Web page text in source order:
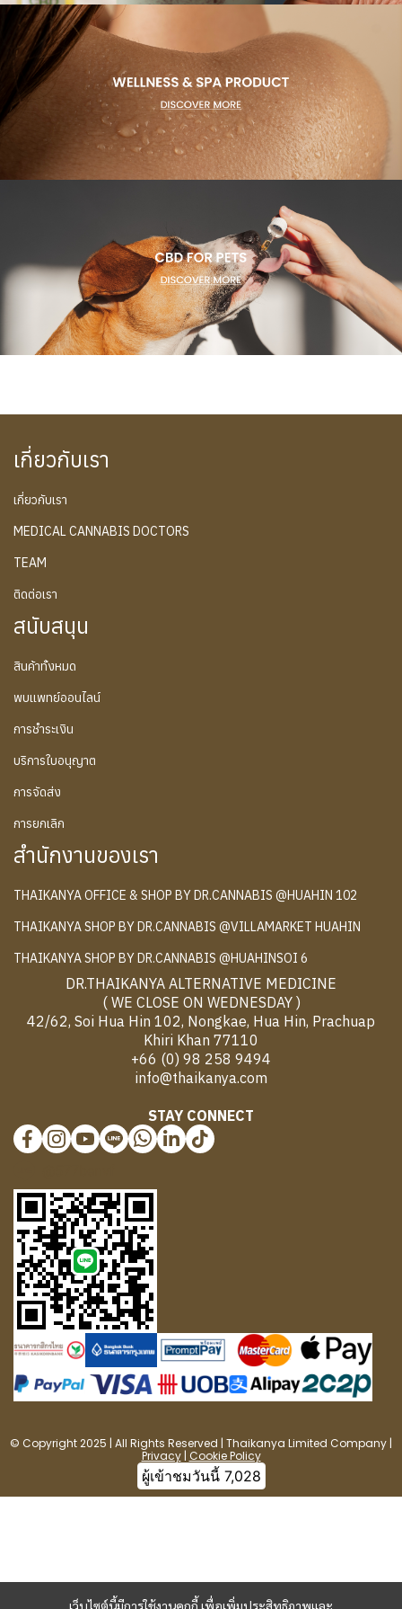
เว็บไซต์นี้มีการใช้งานคุกกี้ เพื่อเพิ่มประสิทธิภาพและ
เกี่ยวกับเรา
เกี่ยวกับเรา
MEDICAL CANNABIS DOCTORS
TEAM
ติดต่อเรา
สนับสนุน
สินค้าทั้งหมด
พบแพทย์ออนไลน์
การชำระเงิน
บริการใบอนุญาต
การจัดส่ง
การยกเลิก
สำนักงานของเรา
THAIKANYA OFFICE & SHOP BY DR.CANNABIS @HUAHIN 102
THAIKANYA SHOP BY DR.CANNABIS @VILLAMARKET HUAHIN
THAIKANYA SHOP BY DR.CANNABIS @HUAHINSOI 6
DR.THAIKANYA ALTERNATIVE MEDICINE
( WE CLOSE ON WEDNESDAY )
42/62, Soi Hua Hin 102, Nongkae, Hua Hin, Prachuap
Khiri Khan 77110
+66 (0) 98 258 9494
info@thaikanya.com
STAY CONNECT
© Copyright 2025 | All Rights Reserved | Thaikanya Limited Company |
Privacy| Cookie Policy
ผู้เข้าชมวันนี้ 7,028